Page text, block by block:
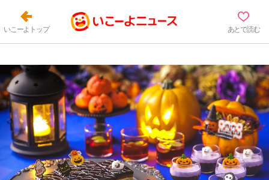
いこーよトップ あとで読む